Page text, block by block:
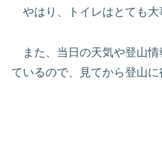
やはり、トイレはとても大
また、当日の天気や登山情
ているので、見てから登山に